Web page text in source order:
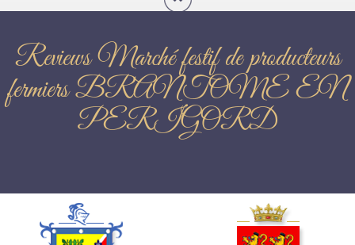
Reviews Marché festif de producteurs
fermiers BRANTOME EN
PERIGORD